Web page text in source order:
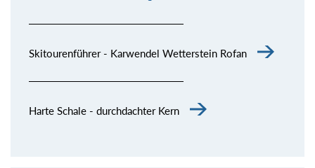
Skitourenführer - Karwendel Wetterstein Rofan
Harte Schale - durchdachter Kern